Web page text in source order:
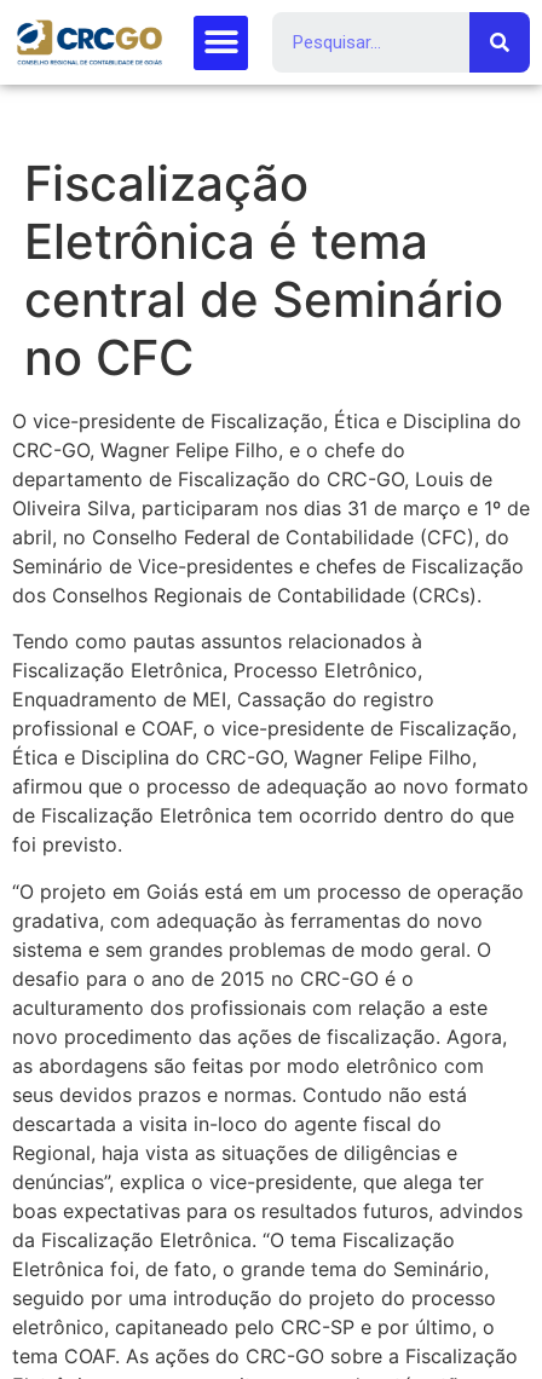
Fiscalização
Eletrônica é tema
central de Seminário
no CFC
O vice-presidente de Fiscalização, Ética e Disciplina do
CRC-GO, Wagner Felipe Filho, e o chefe do
departamento de Fiscalização do CRC-GO, Louis de
Oliveira Silva, participaram nos dias 31 de março e 1º de
abril, no Conselho Federal de Contabilidade (CFC), do
Seminário de Vice-presidentes e chefes de Fiscalização
dos Conselhos Regionais de Contabilidade (CRCs).
Tendo como pautas assuntos relacionados à
Fiscalização Eletrônica, Processo Eletrônico,
Enquadramento de MEI, Cassação do registro
profissional e COAF, o vice-presidente de Fiscalização,
Ética e Disciplina do CRC-GO, Wagner Felipe Filho,
afirmou que o processo de adequação ao novo formato
de Fiscalização Eletrônica tem ocorrido dentro do que
foi previsto.
“O projeto em Goiás está em um processo de operação
gradativa, com adequação às ferramentas do novo
sistema e sem grandes problemas de modo geral. O
desafio para o ano de 2015 no CRC-GO é o
aculturamento dos profissionais com relação a este
novo procedimento das ações de fiscalização. Agora,
as abordagens são feitas por modo eletrônico com
seus devidos prazos e normas. Contudo não está
descartada a visita in-loco do agente fiscal do
Regional, haja vista as situações de diligências e
denúncias”, explica o vice-presidente, que alega ter
boas expectativas para os resultados futuros, advindos
da Fiscalização Eletrônica. “O tema Fiscalização
Eletrônica foi, de fato, o grande tema do Seminário,
seguido por uma introdução do projeto do processo
eletrônico, capitaneado pelo CRC-SP e por último, o
tema COAF. As ações do CRC-GO sobre a Fiscalização